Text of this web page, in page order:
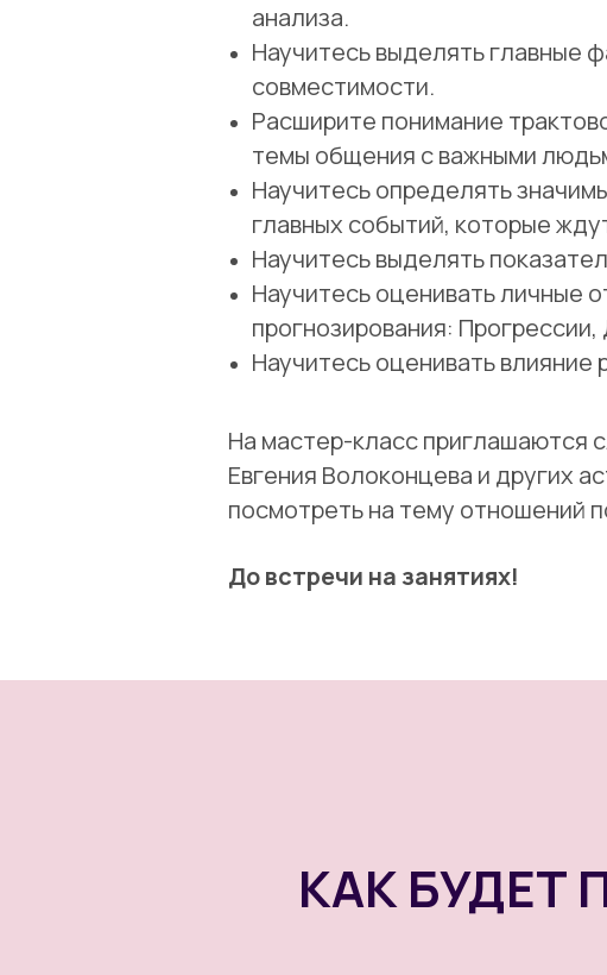
анализа.
Научитесь выделять главные
совместимости.
Расширите понимание
темы общения с важными
Научитесь определять
главных событий, которые
Научитесь выделять
Научитесь оценивать личные
прогнозирования:
Научитесь оценивать
На мастер-класс приглашаются
Евгения Волоконцева и других
посмотреть на тему отношений
До встречи на занятиях!
КАК БУДЕТ